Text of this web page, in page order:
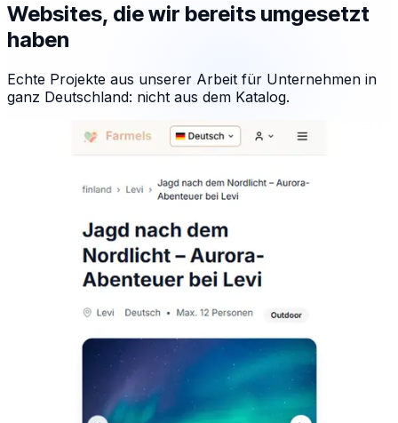
Websites, die wir bereits umgesetzt
haben
Echte Projekte aus unserer Arbeit für Unternehmen in
ganz Deutschland: nicht aus dem Katalog.